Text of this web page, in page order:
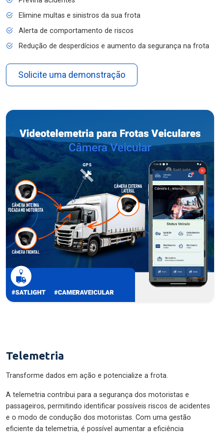
Elimine multas e sinistros da sua frota
Alerta de comportamento de riscos
Redução de desperdícios e aumento da segurança na frota
Solicite uma demonstração
Telemetria
Transforme dados em ação e potencialize a frota.
A telemetria contribui para a segurança dos motoristas e
passageiros, permitindo identificar possíveis riscos de acidentes
e o modo de condução dos motoristas. Com uma gestão
eficiente da telemetria, é possível aumentar a eficiência